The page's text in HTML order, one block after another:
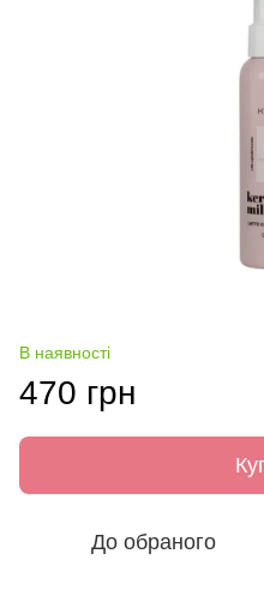
В наявності
470 грн
До обраного